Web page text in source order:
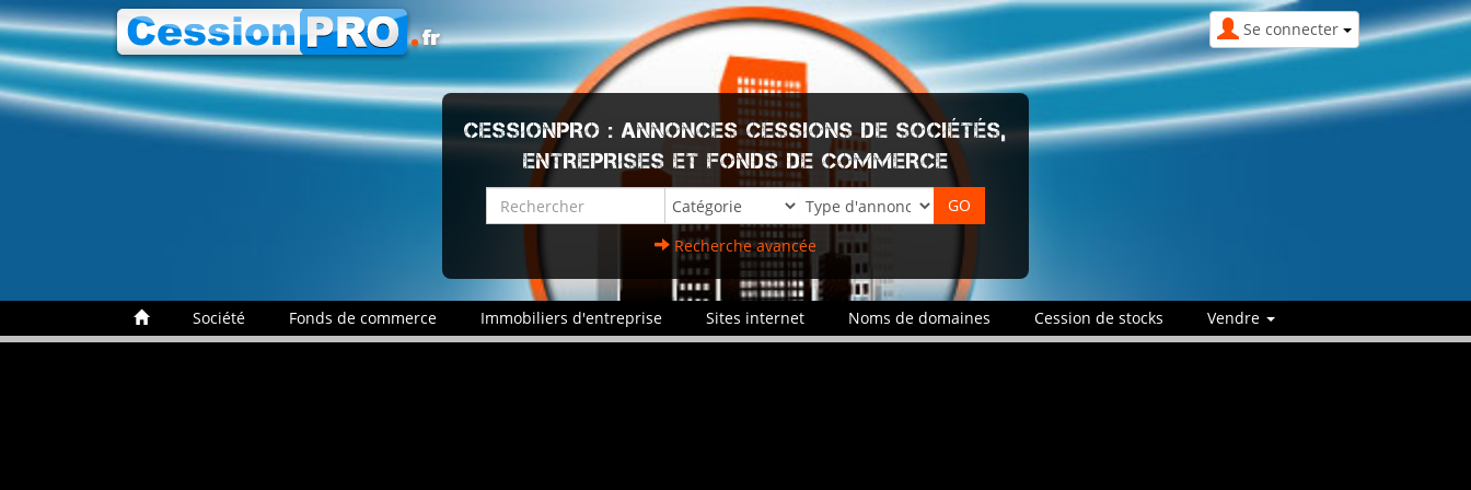
Se connecter
CESSIONPRO : ANNONCES CESSIONS DE SOCIÉTÉS,
ENTREPRISES ET FONDS DE COMMERCE
Recherche avancée
Société Fonds de commerce Immobiliers d'entreprise Sites internet Noms de domaines Cession de stocks Vendre